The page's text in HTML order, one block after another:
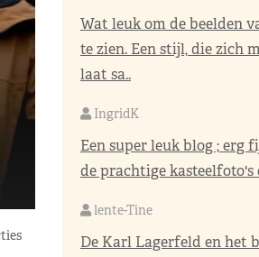
Wat leuk om de beelden
te zien. Een stijl, die zich
laat sa..
IngridK
Een super leuk blog ; erg
de prachtige kasteelfoto's
lente-Tine
De Karl Lagerfeld en het